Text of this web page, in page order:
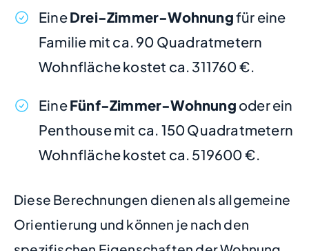
EineDrei-Zimmer-Wohnungfür eine
Familie mit ca. 90 Quadratmetern
Wohnfläche kostet ca. 311760 €.
EineFünf-Zimmer-Wohnung oder ein
Penthouse mit ca. 150 Quadratmetern
Wohnfläche kostet ca. 519600 €.
Diese Berechnungen dienen als allgemeine
Orientierung und können je nach den